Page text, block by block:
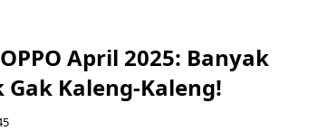
April 2025: Banyak
Kaleng-Kaleng!